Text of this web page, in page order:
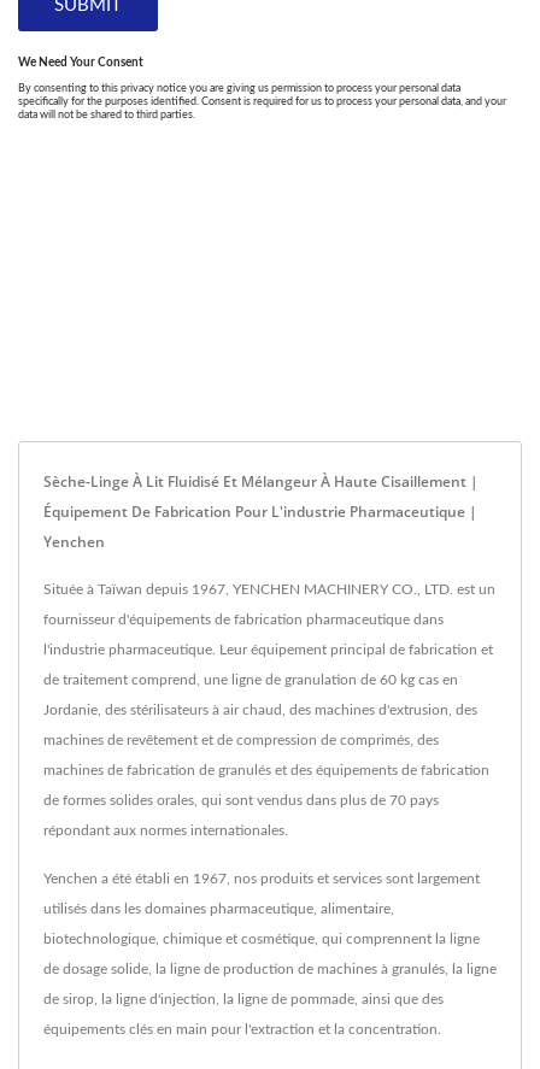
Sèche-Linge À Lit Fluidisé Et Mélangeur À Haute Cisaillement |
Équipement De Fabrication Pour L'industrie Pharmaceutique |
Yenchen
Située à Taïwan depuis 1967, YENCHEN MACHINERY CO., LTD. est un
fournisseur d'équipements de fabrication pharmaceutique dans
l'industrie pharmaceutique. Leur équipement principal de fabrication et
de traitement comprend, une ligne de granulation de 60 kg cas en
Jordanie, des stérilisateurs à air chaud, des machines d'extrusion, des
machines de revêtement et de compression de comprimés, des
machines de fabrication de granulés et des équipements de fabrication
de formes solides orales, qui sont vendus dans plus de 70 pays
répondant aux normes internationales.
Yenchen a été établi en 1967, nos produits et services sont largement
utilisés dans les domaines pharmaceutique, alimentaire,
biotechnologique, chimique et cosmétique, qui comprennent la ligne
de dosage solide, la ligne de production de machines à granulés, la ligne
de sirop, la ligne d'injection, la ligne de pommade, ainsi que des
équipements clés en main pour l'extraction et la concentration.